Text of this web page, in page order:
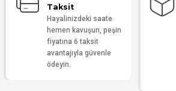
Taksit
Hayalinizdeki saate
hemen kavuşun, peşin
fiyatına 6 taksit
avantajıyla güvenle
ödeyin.